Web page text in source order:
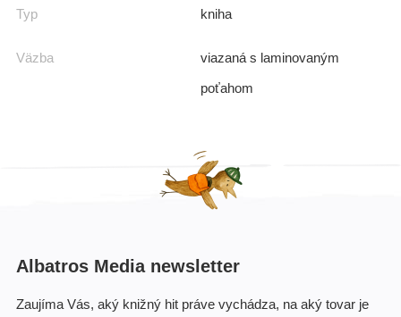
Typ kniha
Väzba
viazaná s laminovaným
poťahom
Albatros Media newsletter
Zaujíma Vás, aký knižný hit práve vychádza, na aký tovar je